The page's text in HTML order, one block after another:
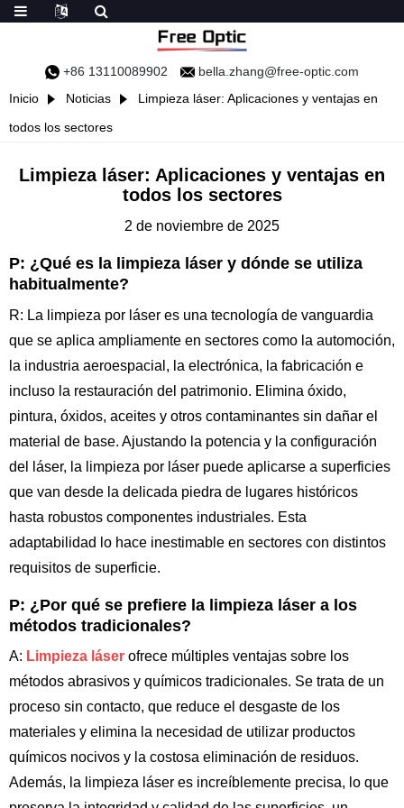
+86 13110089902
bella.zhang@free-optic.com
Inicio
Noticias
Limpieza láser: Aplicaciones y ventajas en
todos los sectores
Limpieza láser: Aplicaciones y ventajas en
todos los sectores
2 de noviembre de 2025
P: ¿Qué es la limpieza láser y dónde se utiliza
habitualmente?
R: La limpieza por láser es una tecnología de vanguardia
que se aplica ampliamente en sectores como la automoción,
la industria aeroespacial, la electrónica, la fabricación e
incluso la restauración del patrimonio. Elimina óxido,
pintura, óxidos, aceites y otros contaminantes sin dañar el
material de base. Ajustando la potencia y la configuración
del láser, la limpieza por láser puede aplicarse a superficies
que van desde la delicada piedra de lugares históricos
hasta robustos componentes industriales. Esta
adaptabilidad lo hace inestimable en sectores con distintos
requisitos de superficie.
P: ¿Por qué se prefiere la limpieza láser a los
métodos tradicionales?
A: Limpieza láser ofrece múltiples ventajas sobre los
métodos abrasivos y químicos tradicionales. Se trata de un
proceso sin contacto, que reduce el desgaste de los
materiales y elimina la necesidad de utilizar productos
químicos nocivos y la costosa eliminación de residuos.
Además, la limpieza láser es increíblemente precisa, lo que